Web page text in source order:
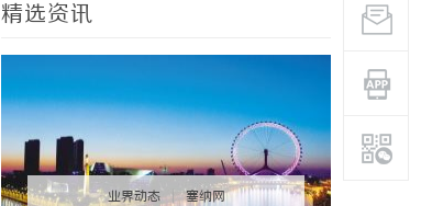
精选资讯
业界动态 | 塞纳网